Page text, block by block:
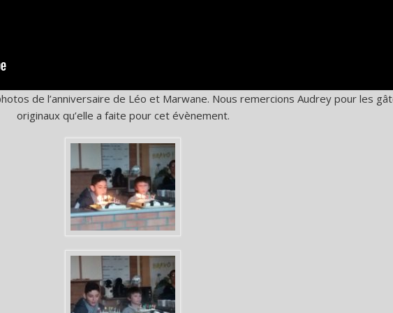
de l’anniversaire de Léo et Marwane. Nous remercions Audrey pour les
originaux qu’elle a faite pour cet évènement.